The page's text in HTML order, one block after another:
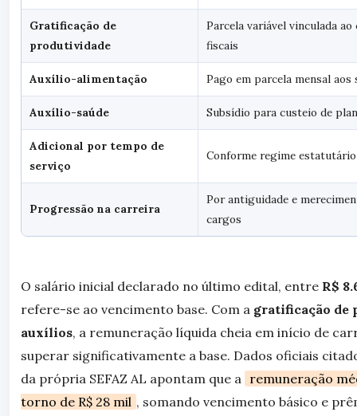
Gratificação de
produtividade
Parcela variável vinculada
fiscais
Auxílio-alimentação Pago em parcela mensal
Auxílio-saúde Subsídio para custeio de
Adicional por tempo de
serviço
Conforme regime
Progressão na carreira
Por antiguidade e
cargos
O salário inicial declarado no último edital, entre R$
refere-se ao vencimento base. Com a gratificação de
auxílios, a remuneração líquida cheia em início de
superar significativamente a base. Dados oficiais
da própria SEFAZ AL apontam que a remuneração
torno de R$ 28 mil , somando vencimento básico e